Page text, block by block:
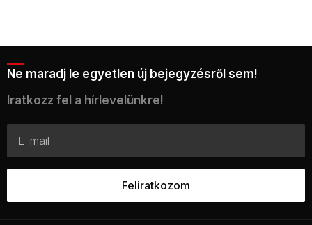
Ne maradj le egyetlen új bejegyzésről sem!
Iratkozz fel a hírlevelünkre!